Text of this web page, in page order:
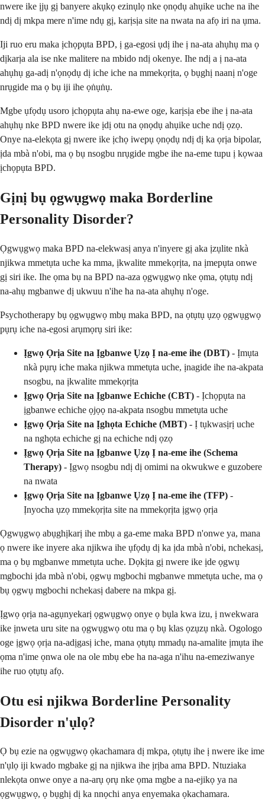
nwere ike ịjụ gị banyere akụkọ ezinụlọ nke ọnọdụ ahụike uche na ihe
ndị dị mkpa mere n'ime ndụ gị, karịsịa site na nwata na afọ iri na ụma.
Iji ruo eru maka ịchọpụta BPD, ị ga-egosi ụdị ihe ị na-ata ahụhụ ma ọ
dịkarịa ala ise nke malitere na mbido ndị okenye. Ihe ndị a ị na-ata
ahụhụ ga-adị n'ọnọdụ dị iche iche na mmekọrịta, ọ bụghị naanị n'oge
nrụgide ma ọ bụ iji ihe ọṅụṅụ.
Mgbe ụfọdụ usoro ịchọpụta ahụ na-ewe oge, karịsịa ebe ihe ị na-ata
ahụhụ nke BPD nwere ike ịdị otu na ọnọdụ ahụike uche ndị ọzọ.
Onye na-elekọta gị nwere ike ịchọ iwepụ ọnọdụ ndị dị ka ọrịa bipolar,
ịda mbà n'obi, ma ọ bụ nsogbu nrụgide mgbe ihe na-eme tupu ị kọwaa
ịchọpụta BPD.
Gịnị bụ ọgwụgwọ maka Borderline
Personality Disorder?
Ọgwụgwọ maka BPD na-elekwasị anya n'inyere gị aka ịzụlite nkà
njikwa mmetụta uche ka mma, ịkwalite mmekọrịta, na ịmepụta onwe
gị siri ike. Ihe ọma bụ na BPD na-aza ọgwụgwọ nke ọma, ọtụtụ ndị
na-ahụ mgbanwe dị ukwuu n'ihe ha na-ata ahụhụ n'oge.
Psychotherapy bụ ọgwụgwọ mbụ maka BPD, na ọtụtụ ụzọ ọgwụgwọ
pụrụ iche na-egosi arụmọrụ siri ike:
Ịgwọ Ọrịa Site na Ịgbanwe Ụzọ Ị na-eme ihe (DBT) - Ịmụta
nkà pụrụ iche maka njikwa mmetụta uche, ịnagide ihe na-akpata
nsogbu, na ịkwalite mmekọrịta
Ịgwọ Ọrịa Site na Ịgbanwe Echiche (CBT) - Ịchọpụta na
ịgbanwe echiche ọjọọ na-akpata nsogbu mmetụta uche
Ịgwọ Ọrịa Site na Ịghọta Echiche (MBT) - Ị tụkwasịrị uche
na nghọta echiche gị na echiche ndị ọzọ
Ịgwọ Ọrịa Site na Ịgbanwe Ụzọ Ị na-eme ihe (Schema
Therapy) - Ịgwọ nsogbu ndị dị omimi na okwukwe e guzobere
na nwata
Ịgwọ Ọrịa Site na Ịgbanwe Ụzọ Ị na-eme ihe (TFP) -
Ịnyocha ụzọ mmekọrịta site na mmekọrịta ịgwọ ọrịa
Ọgwụgwọ abụghịkarị ihe mbụ a ga-eme maka BPD n'onwe ya, mana
ọ nwere ike inyere aka njikwa ihe ụfọdụ dị ka ịda mbà n'obi, nchekasị,
ma ọ bụ mgbanwe mmetụta uche. Dọkịta gị nwere ike ịde ọgwụ
mgbochi ịda mbà n'obi, ọgwụ mgbochi mgbanwe mmetụta uche, ma ọ
bụ ọgwụ mgbochi nchekasị dabere na mkpa gị.
Ịgwọ ọrịa na-agụnyekarị ọgwụgwọ onye ọ bụla kwa izu, ị nwekwara
ike ịnweta uru site na ọgwụgwọ otu ma ọ bụ klas ọzụzụ nkà. Ogologo
oge ịgwọ ọrịa na-adịgasị iche, mana ọtụtụ mmadụ na-amalite ịmụta ihe
ọma n'ime ọnwa ole na ole mbụ ebe ha na-aga n'ihu na-emeziwanye
ihe ruo ọtụtụ afọ.
Otu esi njikwa Borderline Personality
Disorder n'ụlọ?
Ọ bụ ezie na ọgwụgwọ ọkachamara dị mkpa, ọtụtụ ihe ị nwere ike ime
n'ụlọ iji kwado mgbake gị na njikwa ihe ịrịba ama BPD. Ntuziaka
nlekọta onwe onye a na-arụ ọrụ nke ọma mgbe a na-ejikọ ya na
ọgwụgwọ, ọ bụghị dị ka nnọchi anya enyemaka ọkachamara.